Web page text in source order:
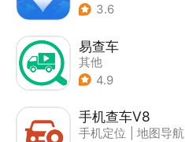
3.6
易查车
其他
4.9
手机查车V8
手机定位
地图导航